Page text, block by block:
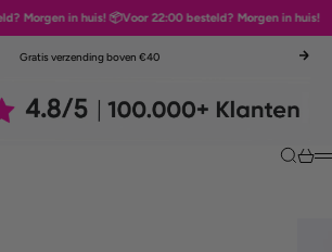
Morgen in huis! 📦Voor 22:00 besteld? Morgen in huis! 📦
Gratis verzending boven €40 Next
Search
Cart